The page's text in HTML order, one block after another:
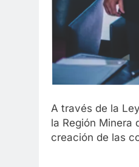
A través de la
la Región Minera
creación de las